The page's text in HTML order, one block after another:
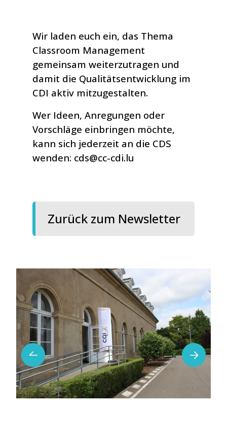
Wir laden euch ein, das Thema
Classroom Management
gemeinsam weiterzutragen und
damit die Qualitätsentwicklung im
CDI aktiv mitzugestalten.
Wer Ideen, Anregungen oder
Vorschläge einbringen möchte,
kann sich jederzeit an die CDS
wenden: cds@cc-cdi.lu
Zurück zum Newsletter